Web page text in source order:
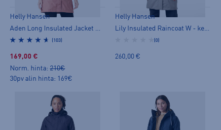
Helly Hansen
(103)
169,00 €
Norm. hinta: 210€
30pv alin hinta: 169€
Helly Hansen
(0)
260,00 €